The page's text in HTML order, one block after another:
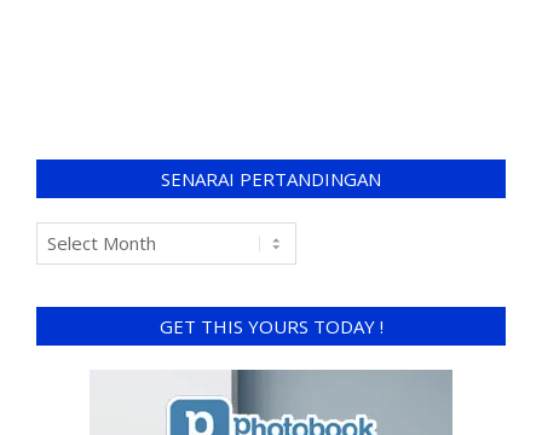
SENARAI PERTANDINGAN
GET THIS YOURS TODAY !